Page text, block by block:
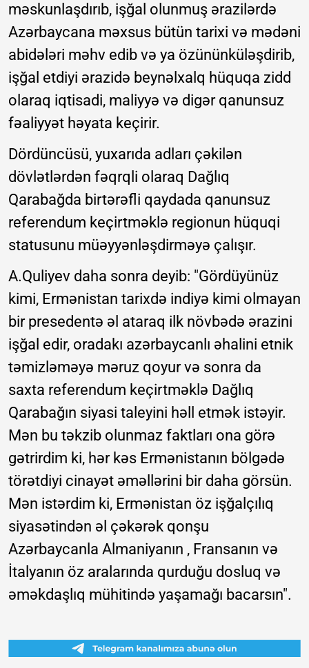
məskunlaşdırıb, işğal olunmuş ərazilərdə
Azərbaycana məxsus bütün tarixi və mədəni
abidələri məhv edib və ya özününküləşdirib,
işğal etdiyi ərazidə beynəlxalq hüquqa zidd
olaraq iqtisadi, maliyyə və digər qanunsuz
fəaliyyət həyata keçirir.
Dördüncüsü, yuxarıda adları çəkilən
dövlətlərdən fəqrqli olaraq Dağlıq
Qarabağda birtərəfli qaydada qanunsuz
referendum keçirtməklə regionun hüquqi
statusunu müəyyənləşdirməyə çalışır.
A.Quliyev daha sonra deyib: "Gördüyünüz
kimi, Ermənistan tarixdə indiyə kimi olmayan
bir presedentə əl ataraq ilk növbədə ərazini
işğal edir, oradakı azərbaycanlı əhalini etnik
təmizləməyə məruz qoyur və sonra da
saxta referendum keçirtməklə Dağlıq
Qarabağın siyasi taleyini həll etmək istəyir.
Mən bu təkzib olunmaz faktları ona görə
gətrirdim ki, hər kəs Ermənistanın bölgədə
törətdiyi cinayət əməllərini bir daha görsün.
Mən istərdim ki, Ermənistan öz işğalçılıq
siyasətindən əl çəkərək qonşu
Azərbaycanla Almaniyanın , Fransanın və
İtalyanın öz aralarında qurduğu dosluq və
əməkdaşlıq mühitində yaşamağı bacarsın".